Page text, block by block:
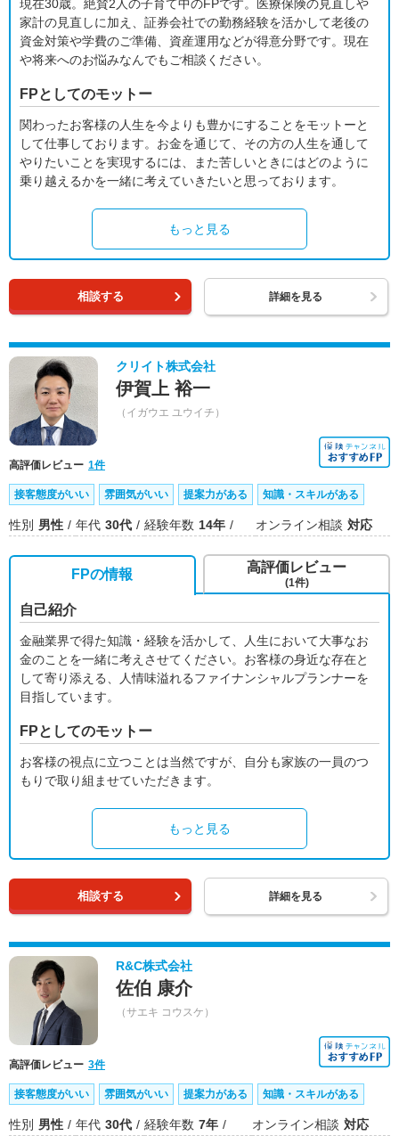
現在30歳。絶賛2人の子育て中のFPです。医療保険の見直しや
家計の見直しに加え、証券会社での勤務経験を活かして老後の
資金対策や学費のご準備、資産運用などが得意分野です。現在
や将来へのお悩みなんでもご相談ください。
FPとしてのモットー
関わったお客様の人生を今よりも豊かにすることをモットーと
して仕事しております。お金を通じて、その方の人生を通して
やりたいことを実現するには、また苦しいときにはどのように
乗り越えるかを一緒に考えていきたいと思っております。
もっと見る
相談する 詳細を見る
クリイト株式会社
伊賀上 裕一
（イガウエ ユウイチ）
高評価レビュー 1件
接客態度がいい 雰囲気がいい 提案力がある 知識・スキルがある
性別 男性 年代 30代 経験年数 14年 オンライン相談 対応
FPの情報
自己紹介
金融業界で得た知識・経験を活かして、人生において大事なお
金のことを一緒に考えさせてください。お客様の身近な存在と
して寄り添える、人情味溢れるファイナンシャルプランナーを
目指しています。
FPとしてのモットー
お客様の視点に立つことは当然ですが、自分も家族の一員のつ
もりで取り組ませていただきます。
もっと見る
高評価レビュー
(1件)
相談する 詳細を見る
R&C株式会社
佐伯 康介
（サエキ コウスケ）
高評価レビュー 3件
接客態度がいい 雰囲気がいい 提案力がある 知識・スキルがある
性別 男性 年代 30代 経験年数 7年 オンライン相談 対応